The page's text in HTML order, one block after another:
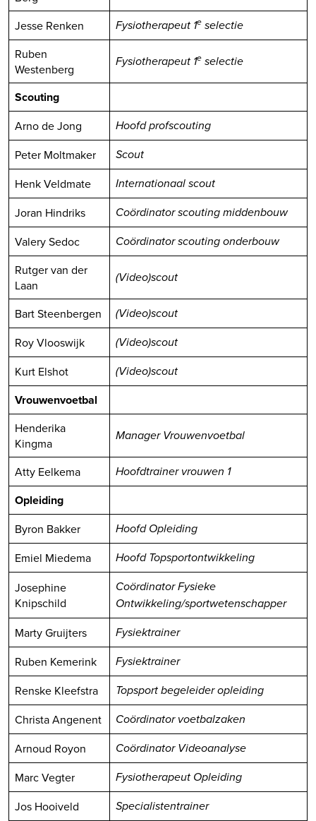
Jesse Renken
Fysiotherapeut 1e selectie
Ruben
Westenberg
Fysiotherapeut 1e selectie
Scouting
Arno de Jong Hoofd profscouting
Peter Moltmaker Scout
Henk Veldmate Internationaal scout
Joran Hindriks Coördinator scouting middenbouw
Valery Sedoc Coördinator scouting onderbouw
Rutger van der
Laan
(Video)scout
Bart Steenbergen (Video)scout
Roy Vlooswijk (Video)scout
Kurt Elshot (Video)scout
Vrouwenvoetbal
Henderika
Kingma
Manager Vrouwenvoetbal
Atty Eelkema Hoofdtrainer vrouwen 1
Opleiding
Byron Bakker Hoofd Opleiding
Emiel Miedema Hoofd Topsportontwikkeling
Josephine
Knipschild
Coördinator Fysieke
Ontwikkeling/sportwetenschapper
Marty Gruijters Fysiektrainer
Ruben Kemerink Fysiektrainer
Renske Kleefstra Topsport begeleider opleiding
Christa Angenent Coördinator voetbalzaken
Arnoud Royon Coördinator Videoanalyse
Marc Vegter Fysiotherapeut Opleiding
Jos Hooiveld Specialistentrainer